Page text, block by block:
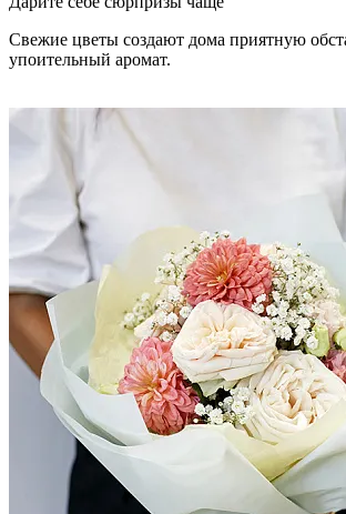
Свежие цветы создают дома приятную
упоительный аромат.